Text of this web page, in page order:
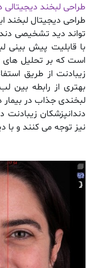
طراحی لبخند دیجیتالی
طراحی دیجیتال لبخند
تواند دید تشخیصی
با قابلیت پیش بینی
است که بر تحلیل های
زیبادنت از طریق
بهتری از رابطه بین
لبخندی جذاب در
دندانپزشکان
نیز توجه می کنند و با